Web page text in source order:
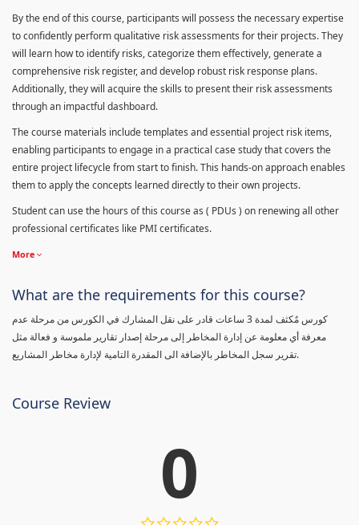
By the end of this course, participants will possess the necessary expertise
to confidently perform qualitative risk assessments for their projects. They
will learn how to identify risks, categorize them effectively, generate a
comprehensive risk register, and develop robust risk response plans.
Additionally, they will acquire the skills to present their risk assessments
through an impactful dashboard.
The course materials include templates and essential project risk items,
enabling participants to engage in a practical case study that covers the
entire project lifecycle from start to finish. This hands-on approach enables
them to apply the concepts learned directly to their own projects.
Student can use the hours of this course as ( PDUs ) on renewing all other
professional certificates like PMI certificates.
More
What are the requirements for this course?
كورس مٌكثف لمدة 3 ساعات قادر على نقل المشارك في الكورس من مرحلة عدم
معرفة أي معلومة عن إدارة المخاطر إلى مرحلة إصدار تقارير ملموسة و فعالة مثل
تقرير سجل المخاطر بالإضافة الى المقدرة التامية لإدارة مخاطر المشاريع.
Course Review
0